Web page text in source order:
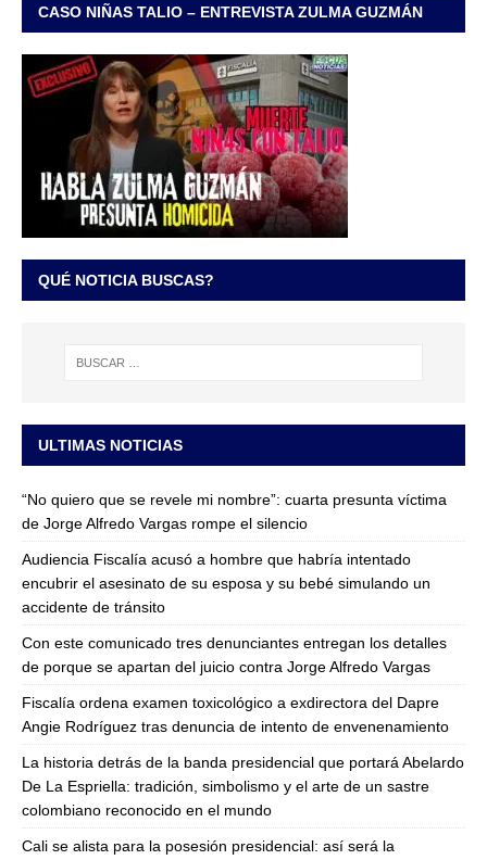
CASO NIÑAS TALIO – ENTREVISTA ZULMA GUZMÁN
QUÉ NOTICIA BUSCAS?
ULTIMAS NOTICIAS
“No quiero que se revele mi nombre”: cuarta presunta víctima
de Jorge Alfredo Vargas rompe el silencio
Audiencia Fiscalía acusó a hombre que habría intentado
encubrir el asesinato de su esposa y su bebé simulando un
accidente de tránsito
Con este comunicado tres denunciantes entregan los detalles
de porque se apartan del juicio contra Jorge Alfredo Vargas
Fiscalía ordena examen toxicológico a exdirectora del Dapre
Angie Rodríguez tras denuncia de intento de envenenamiento
La historia detrás de la banda presidencial que portará Abelardo
De La Espriella: tradición, simbolismo y el arte de un sastre
colombiano reconocido en el mundo
Cali se alista para la posesión presidencial: así será la